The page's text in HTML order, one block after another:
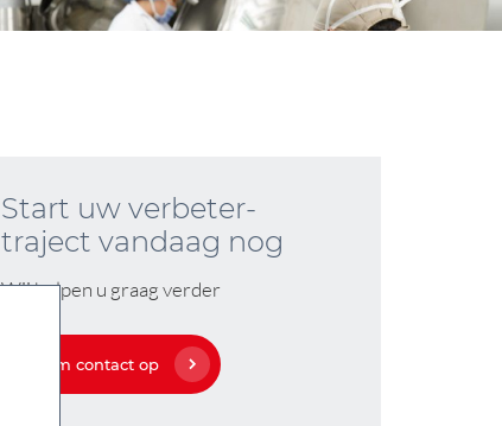
Start uw verbeter-
traject vandaag nog
Wij helpen u graag verder
Neem contact op